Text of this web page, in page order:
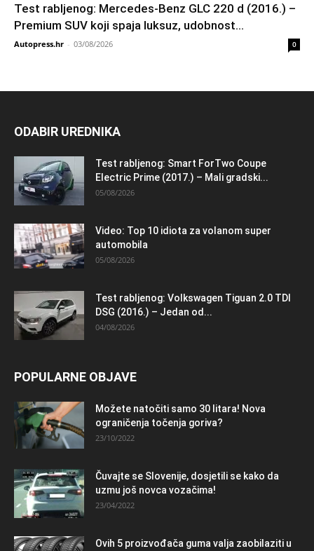
Test rabljenog: Mercedes-Benz GLC 220 d (2016.) –
Premium SUV koji spaja luksuz, udobnost...
Autopress.hr - 03/08/2026 0
ODABIR UREDNIKA
Test rabljenog: Smart ForTwo Coupe
Electric Prime (2017.) – Mali gradski...
05/08/2026
Video: Top 10 idiota za volanom super
automobila
05/08/2026
Test rabljenog: Volkswagen Tiguan 2.0 TDI
DSG (2016.) – Jedan od...
04/08/2026
POPULARNE OBJAVE
Možete natočiti samo 30 litara! Nova
ograničenja točenja goriva?
23/10/2022
Čuvajte se Slovenije, dosjetili se kako da
uzmu još novca vozačima!
23/04/2022
Ovih 5 proizvođača guma valja zaobilaziti u